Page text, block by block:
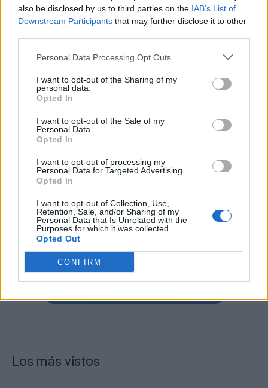
also be disclosed by us to third parties on the IAB’s List of
Downstream Participants that may further disclose it to other
Personal Data Processing Opt Outs
I want to opt-out of the Sharing of my
personal data.
Opted In
I want to opt-out of the Sale of my
Personal Data.
Opted In
I want to opt-out of processing my
Personal Data for Targeted Advertising.
Opted In
I want to opt-out of Collection, Use,
Retention, Sale, and/or Sharing of my
Personal Data that Is Unrelated with the
Purposes for which it was collected.
Opted Out
CONFIRM
Los más vistos